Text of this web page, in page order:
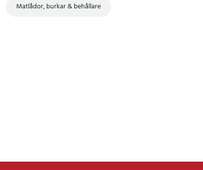
Matlådor, burkar & behållare